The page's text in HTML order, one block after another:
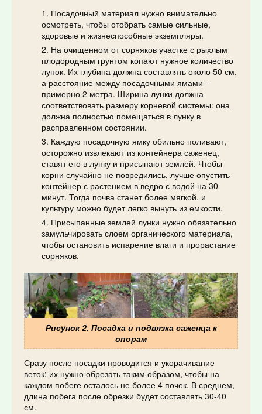
Посадочный материал нужно внимательно
осмотреть, чтобы отобрать самые сильные,
здоровые и жизнеспособные экземпляры.
На очищенном от сорняков участке с рыхлым
плодородным грунтом копают нужное количество
лунок. Их глубина должна составлять около 50 см,
а расстояние между посадочными ямами –
примерно 2 метра. Ширина лунки должна
соответствовать размеру корневой системы: она
должна полностью помещаться в лунку в
расправленном состоянии.
Каждую посадочную ямку обильно поливают,
осторожно извлекают из контейнера саженец,
ставят его в лунку и присыпают землей. Чтобы
корни случайно не повредились, лучше опустить
контейнер с растением в ведро с водой на 30
минут. Тогда почва станет более мягкой, и
культуру можно будет легко вынуть из емкости.
Присыпанные землей лунки нужно обязательно
замульчировать слоем органического материала,
чтобы остановить испарение влаги и прорастание
сорняков.
Рисунок 2. Посадка и подвязка саженца к
опорам
Сразу после посадки проводится и укорачивание
веток: их нужно обрезать таким образом, чтобы на
каждом побеге осталось не более 4 почек. В среднем,
длина побега после обрезки будет составлять 30-40
см.